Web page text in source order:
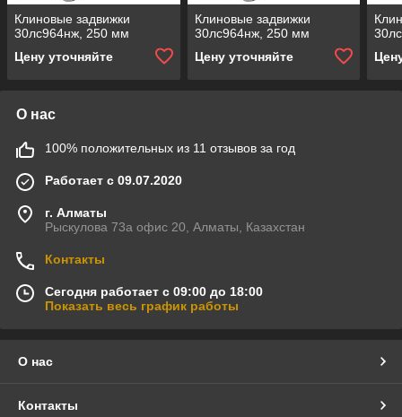
Клиновые задвижки
30лс964нж, 250 мм
Цену уточняйте
Клиновые задвижки
30лс964нж, 250 мм
Цену уточняйте
О нас
100% положительных из 11 отзывов за год
Работает с 09.07.2020
г. Алматы
Рыскулова 73а офис 20, Алматы, Казахстан
Контакты
Сегодня работает с 09:00 до 18:00
Показать весь график работы
О нас
Контакты